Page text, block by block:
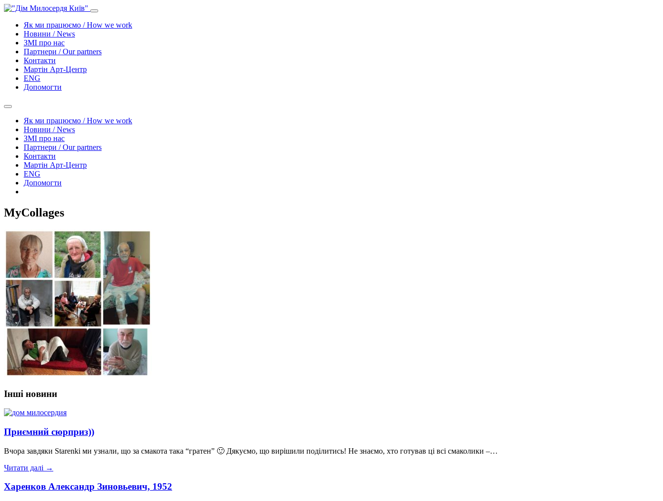
Як ми працюємо / How we work
Новини / News
ЗМІ про нас
Партнери / Our partners
Контакти
Mартін Арт-Центр
ENG
Допомогти
Як ми працюємо / How we work
Новини / News
ЗМІ про нас
Партнери / Our partners
Контакти
Mартін Арт-Центр
ENG
Допомогти
MyCollages
Інші новини
Приємний сюрприз))
Вчора завдяки Starenki ми узнали, що за смакота така “гратен” 🙂 Дякуємо, що вирішили поділитись! Не знаємо, хто готував ці всі смаколики –…
Читати далі →
Харенков Александр Зиновьевич, 1952